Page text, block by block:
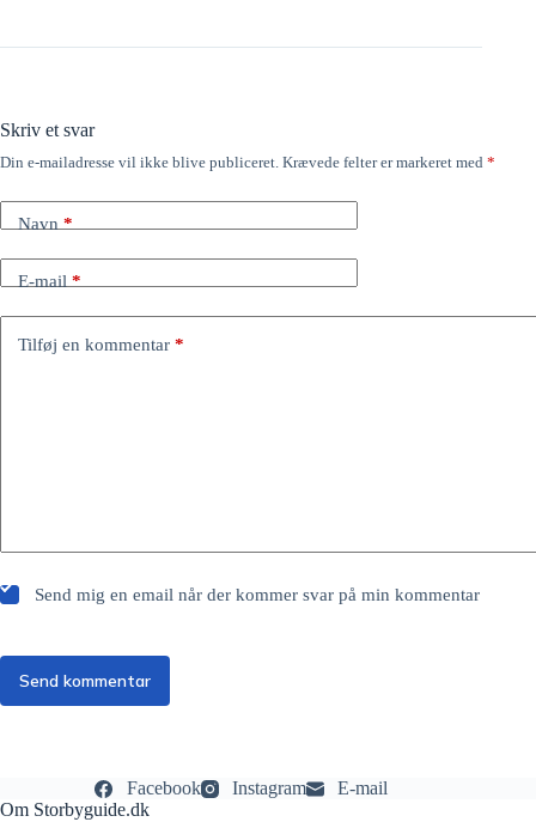
Skriv et svar
Din e-mailadresse vil ikke blive publiceret. Krævede felter er markeret med *
Navn*
E-mail*
Tilføj en kommentar *
Send mig en email når der kommer svar på min kommentar
Send kommentar
Facebook Instagram
E-mail
Om Storbyguide.dk